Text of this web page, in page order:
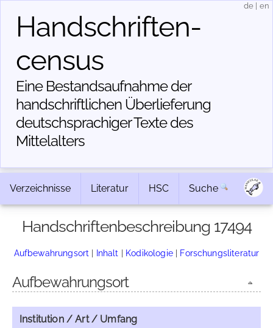
Handschriften­
census
Eine Bestandsaufnahme der
handschriftlichen Über­lieferung
deutschsprachiger Texte des
Mittelalters
de en
Verzeichnisse Literatur HSC Suche
Handschriftenbeschreibung 17494
Aufbewahrungsort | Inhalt | Kodikologie| Forschungsliteratur
Aufbewahrungsort
Institution / Art / Umfang